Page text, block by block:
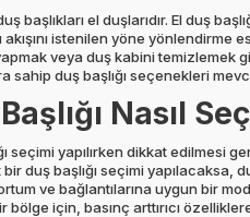
başlıkları el duşlarıdır. El duş
akışını istenilen yöne
veya duş kabini temizlemek
sahip duş başlığı seçenekleri
Nasıl
seçimi yapılırken dikkat edilmesi
duş başlığı seçimi yapılacaksa,
ve bağlantılarına uygun bir
bölge için, basınç arttırıcı